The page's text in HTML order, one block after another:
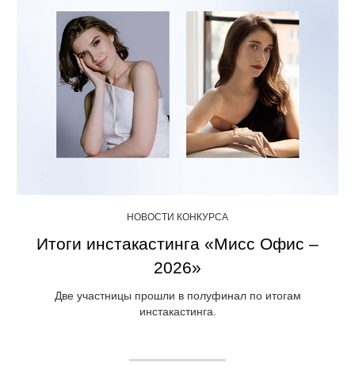
НОВОСТИ КОНКУРСА
Итоги инстакастинга «Мисс Офис –
2026»
Две участницы прошли в полуфинал по итогам
инстакастинга.